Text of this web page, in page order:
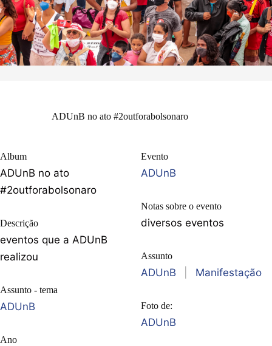
ADUnB no ato #2outforabolsonaro
Album
ADUnB no ato
#2outforabolsonaro
Descrição
eventos que a ADUnB
realizou
Assunto - tema
ADUnB
Ano
Evento
ADUnB
Notas sobre o evento
diversos eventos
Assunto
ADUnB Manifestação
Foto de:
ADUnB